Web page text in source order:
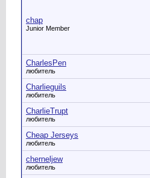
chap
Junior Member
CharlesPen
любитель
Charlieguils
любитель
CharlieTrupt
любитель
Cheap Jerseys
любитель
cherneljew
любитель